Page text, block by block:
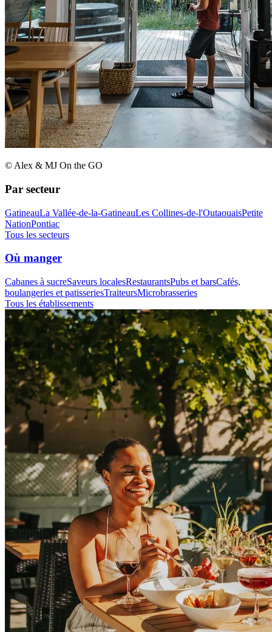
© Alex & MJ On the GO
Par secteur
GatineauLa Vallée-de-la-GatineauLes Collines-de-l'OutaouaisPetite
NationPontiac
Tous les secteurs
Où manger
Cabanes à sucreSaveurs localesRestaurantsPubs et barsCafés,
boulangeries et patisseriesTraiteursMicrobrasseries
Tous les établissements